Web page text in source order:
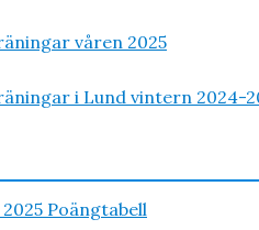
våren 2025
i Lund vintern 2024-
Poängtabell